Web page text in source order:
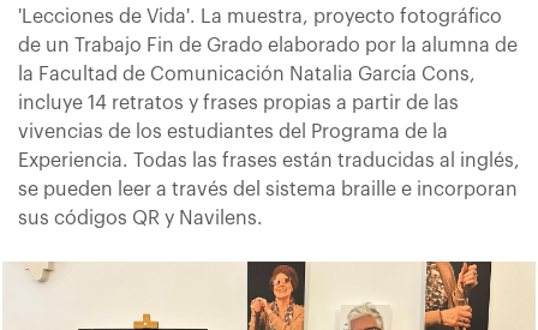
'Lecciones de Vida'. La muestra, proyecto fotográfico
de un Trabajo Fin de Grado elaborado por la alumna de
la Facultad de Comunicación Natalia García Cons,
incluye 14 retratos y frases propias a partir de las
vivencias de los estudiantes del Programa de la
Experiencia. Todas las frases están traducidas al inglés,
se pueden leer a través del sistema braille e incorporan
sus códigos QR y Navilens.